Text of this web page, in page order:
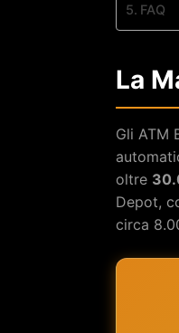
FAQ
La
Gli ATM
oltre
Depot,
circa